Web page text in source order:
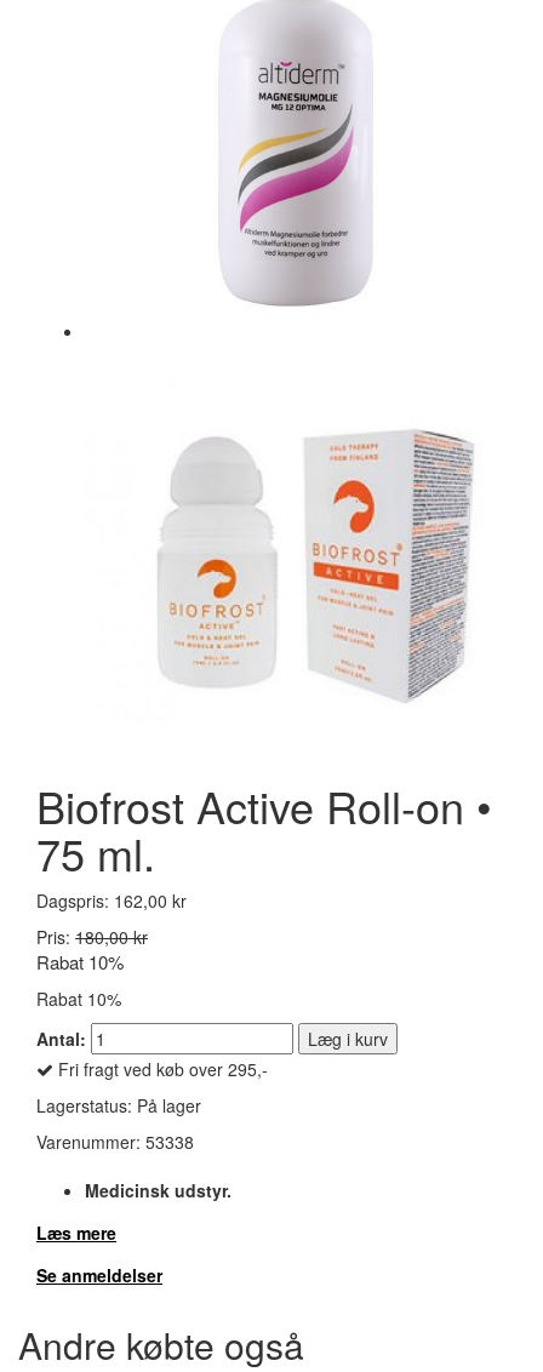
Biofrost Active Roll-on •
75 ml.
Dagspris: 162,00 kr
Pris: 180,00 kr
Rabat 10%
Rabat 10%
Antal:
Læg i kurv
Fri fragt ved køb over 295,-
Lagerstatus: På lager
Varenummer: 53338
Medicinsk udstyr.
Læs mere
Se anmeldelser
Andre købte også